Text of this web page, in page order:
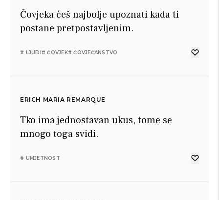
Čovjeka ćeš najbolje upoznati kada ti
postane pretpostavljenim.
# LJUDI# ČOVJEK# ČOVJEČANSTVO
ERICH MARIA REMARQUE
Tko ima jednostavan ukus, tome se
mnogo toga svidi.
# UMJETNOST